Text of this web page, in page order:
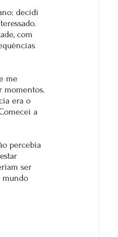
decidi
com
me
momentos.
era o
a
percebia
ser
mundo